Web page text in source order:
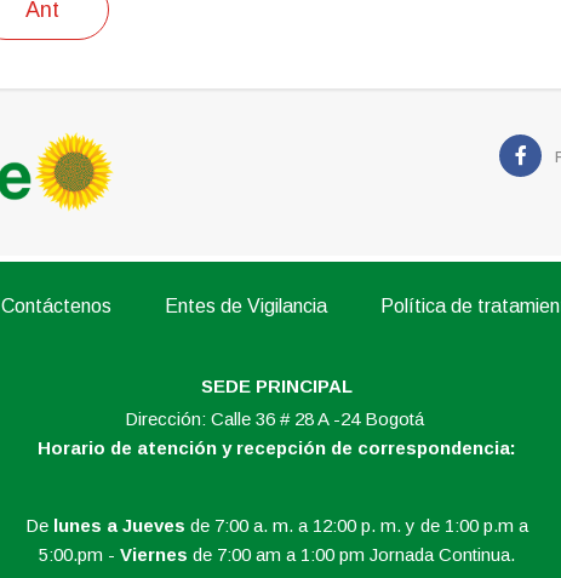
Ant
Contáctenos Entes de Vigilancia Política de
SEDE PRINCIPAL
Dirección: Calle 36 # 28 A -24 Bogotá
Horario de atención y recepción de correspondencia:
De lunes a Jueves de 7:00 a. m. a 12:00 p. m. y de 1:00 p.m a
5:00.pm - Viernes de 7:00 am a 1:00 pm Jornada Continua.